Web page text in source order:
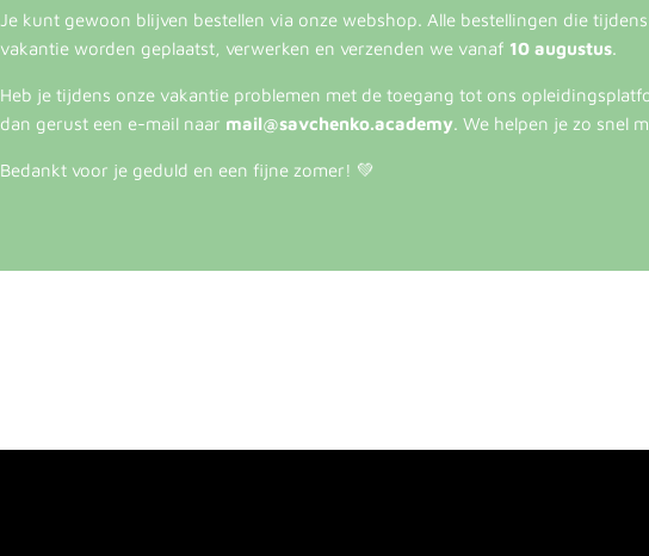
Je kunt gewoon blijven bestellen via onze webshop. Alle bestellingen die
vakantie worden geplaatst, verwerken en verzenden we vanaf 10 augustus.
Heb je tijdens onze vakantie problemen met de toegang tot ons
dan gerust een e-mail naar mail@savchenko.academy. We helpen je zo snel
Bedankt voor je geduld en een fijne zomer! 💚